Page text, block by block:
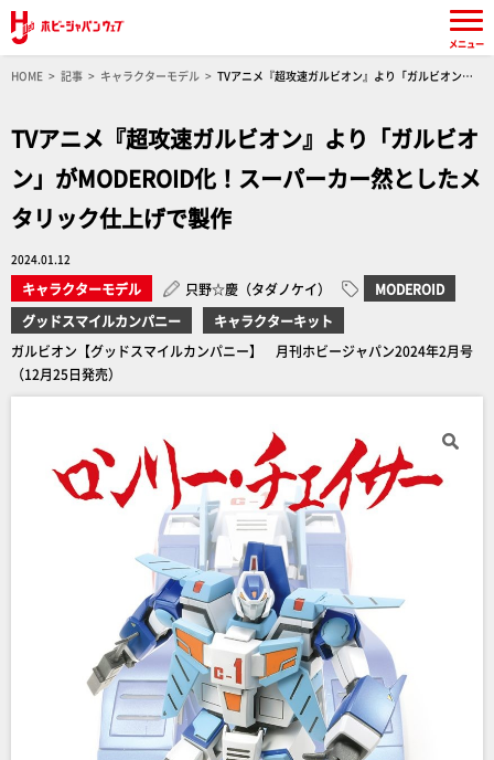
HOME 記事 キャラクターモデル
TVアニメ『超攻速ガルビオン』より「ガルビオン」
TVアニメ『超攻速ガルビオン』より「ガルビオ
ン」がMODEROID化！スーパーカー然としたメ
タリック仕上げで製作
2024.01.12
キャラクターモデル 只野☆慶（タダノケイ）
MODEROID
グッドスマイルカンパニー
キャラクターキット
ガルビオン【グッドスマイルカンパニー】 月刊ホビージャパン2024年2月号
（12月25日発売）
メニュー